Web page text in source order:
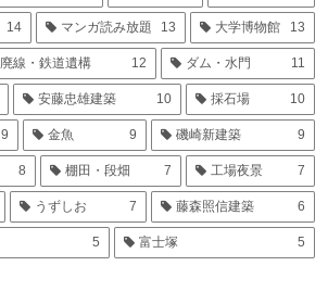
14 マンガ読み放題 13 大学博物館 13
廃線・鉄道遺構 12 ダム・水門 11
安藤忠雄建築 10 採石場 10
9 金魚 9 磯崎新建築 9
8 棚田・段畑 7 工場夜景 7
うずしお 7 藤森照信建築 6
5 富士塚 5